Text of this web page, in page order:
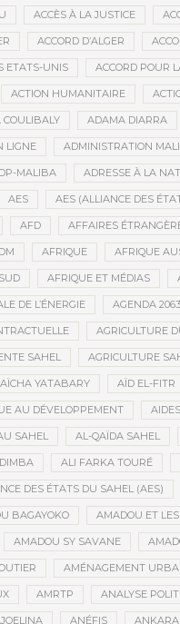
ACCÈS À LA JUSTICE
ACCORD D’ALGER
ETATS-UNIS ACCORD POUR
ACTION HUMANITAIRE
ADAMA DIARRA
LIGNE ADMINISTRATION
MALIBA ADRESSE À LA
AES AES (ALLIANCE DES
AFD AFFAIRES
AFRIQUE AFRIQUE
AFRIQUE ET MÉDIAS
DE L’ÉNERGIE AGENDA 2063
AGRICULTURE
SAHEL AGRICULTURE
AÏCHA YATABARY AÏD EL-FITR
AU DÉVELOPPEMENT
SAHEL AL-QAÏDA SAHEL
ALI FARKA TOURÉ
DES ÉTATS DU SAHEL (AES)
BAGAYOKO AMADOU ET
AMADOU SY SAVANE
AMÉNAGEMENT
AMRTP ANALYSE
ANÉFIS ANKARA